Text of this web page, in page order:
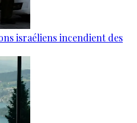
israéliens incendient des